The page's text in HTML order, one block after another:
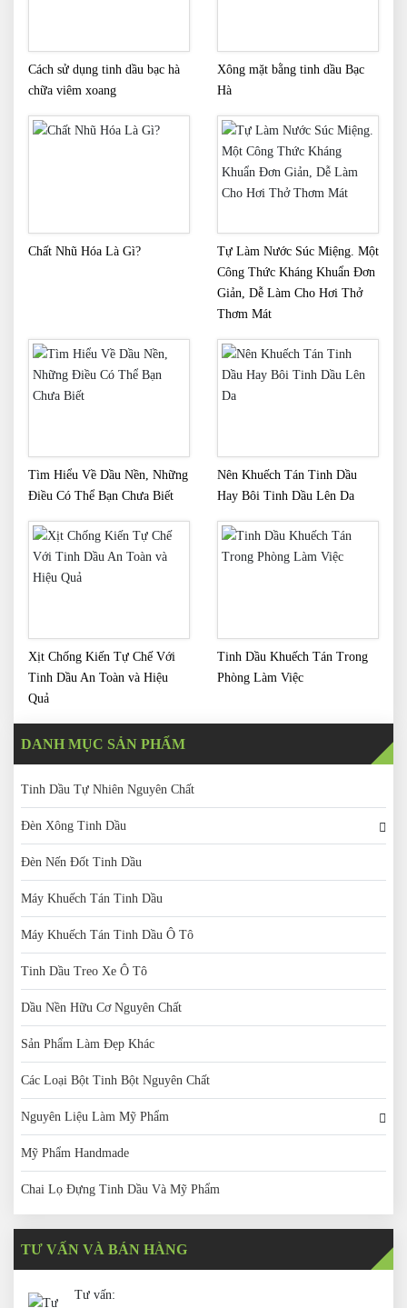
Cách sử dụng tinh dầu bạc hà
chữa viêm xoang
Xông mặt bằng tinh dầu Bạc
Hà
Chất Nhũ Hóa Là Gì?
Tự Làm Nước Súc Miệng. Một
Công Thức Kháng Khuẩn Đơn
Giản, Dễ Làm Cho Hơi Thở
Thơm Mát
Tìm Hiểu Về Dầu Nền, Những
Điều Có Thể Bạn Chưa Biết
Nên Khuếch Tán Tinh Dầu
Hay Bôi Tinh Dầu Lên Da
Xịt Chống Kiến Tự Chế Với
Tinh Dầu An Toàn và Hiệu
Quả
Tinh Dầu Khuếch Tán Trong
Phòng Làm Việc
DANH MỤC SẢN PHẨM
Tinh Dầu Tự Nhiên Nguyên Chất
Đèn Xông Tinh Dầu
Đèn Nến Đốt Tinh Dầu
Máy Khuếch Tán Tinh Dầu
Máy Khuếch Tán Tinh Dầu Ô Tô
Tinh Dầu Treo Xe Ô Tô
Dầu Nền Hữu Cơ Nguyên Chất
Sản Phẩm Làm Đẹp Khác
Các Loại Bột Tinh Bột Nguyên Chất
Nguyên Liệu Làm Mỹ Phẩm
Mỹ Phẩm Handmade
Chai Lọ Đựng Tinh Dầu Và Mỹ Phẩm
TƯ VẤN VÀ BÁN HÀNG
Tư vấn: